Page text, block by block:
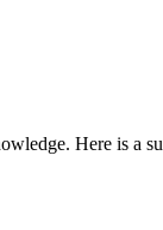
Here is a